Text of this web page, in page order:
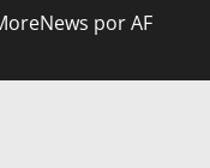
por AF